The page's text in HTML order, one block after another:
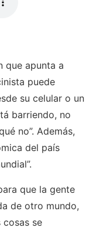
que apunta a
puede
su celular o un
barriendo, no
no”. Además,
del país
que la gente
de otro mundo,
se